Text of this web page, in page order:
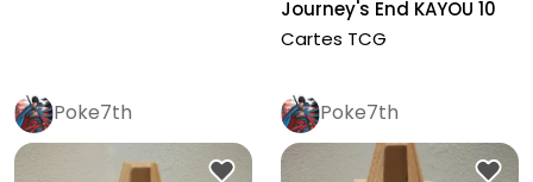
Journey's End KAYOU 10
Boos...
Cartes TCG
Poke7th Poke7th